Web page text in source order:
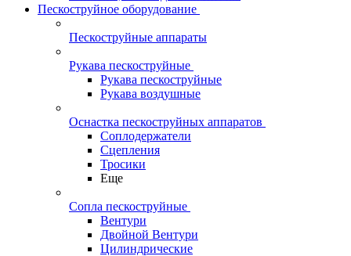
Пескоструйное оборудование
Пескоструйные аппараты
Рукава пескоструйные
Рукава пескоструйные
Рукава воздушные
Оснастка пескоструйных аппаратов
Соплодержатели
Сцепления
Тросики
Еще
Сопла пескоструйные
Вентури
Двойной Вентури
Цилиндрические